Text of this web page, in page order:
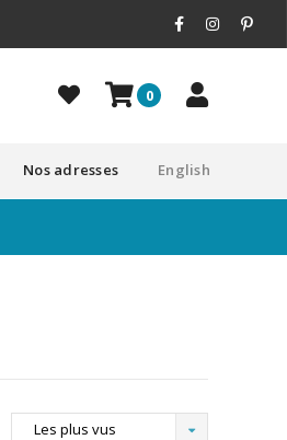
0
English
Nos adresses
Les plus vus